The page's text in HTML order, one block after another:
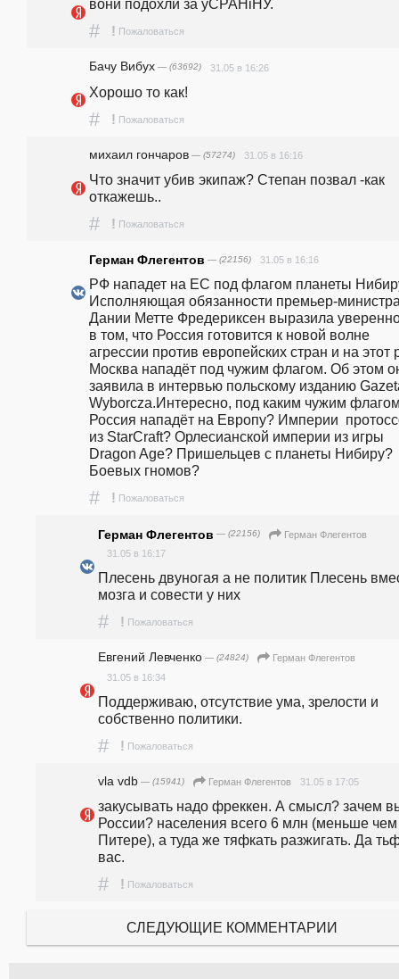
вони подохли за уСРАНiНУ.
# ! Пожаловаться
Бачу Вибух — (63692) 31.05 в 16:26
Хорошо то как!
# ! Пожаловаться
михаил гончаров — (57274) 31.05 в 16:16
Что значит убив экипаж? Степан позвал -как
откажешь..
# ! Пожаловаться
Герман Флегентов — (22156) 31.05 в 16:16
РФ нападет на ЕС под флагом планеты
Исполняющая обязанности премьер-
Дании Метте Фредериксен выразила
в том, что Россия готовится к новой волне
агрессии против европейских стран и на этот
Москва нападёт под чужим флагом. Об этом
заявила в интервью польскому изданию
Wyborcza.Интересно, под каким чужим
Россия нападёт на Европу? Империи
из StarCraft? Орлесианской империи из игры
Dragon Age? Пришельцев с планеты Нибиру?
Боевых гномов?
# ! Пожаловаться
Герман Флегентов — (22156)
Герман Флегентов
31.05 в 16:17
Плесень двуногая а не политик Плесень
мозга и совести у них
# ! Пожаловаться
Евгений Левченко — (24824)
Герман Флегентов
31.05 в 16:34
Поддерживаю, отсутствие ума, зрелости и
собственно политики.
# ! Пожаловаться
vla vdb — (15941) Герман Флегентов 31.05 в 17:05
закусывать надо фреккен. А смысл? зачем
России? населения всего 6 млн (меньше
Питере), а туда же тяфкать разжигать. Да
вас.
# ! Пожаловаться
СЛЕДУЮЩИЕ КОММЕНТАРИИ